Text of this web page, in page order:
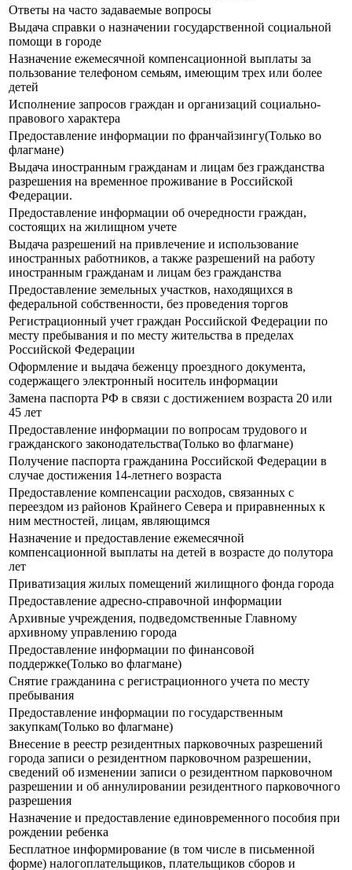
Ответы на часто задаваемые вопросы
Выдача справки о назначении государственной социальной
помощи в городе
Назначение ежемесячной компенсационной выплаты за
пользование телефоном семьям, имеющим трех или более
детей
Исполнение запросов граждан и организаций социально-
правового характера
Предоставление информации по франчайзингу(Только во
флагмане)
Выдача иностранным гражданам и лицам без гражданства
разрешения на временное проживание в Российской
Федерации.
Предоставление информации об очередности граждан,
состоящих на жилищном учете
Выдача разрешений на привлечение и использование
иностранных работников, а также разрешений на работу
иностранным гражданам и лицам без гражданства
Предоставление земельных участков, находящихся в
федеральной собственности, без проведения торгов
Регистрационный учет граждан Российской Федерации по
месту пребывания и по месту жительства в пределах
Российской Федерации
Оформление и выдача беженцу проездного документа,
содержащего электронный носитель информации
Замена паспорта РФ в связи с достижением возраста 20 или
45 лет
Предоставление информации по вопросам трудового и
гражданского законодательства(Только во флагмане)
Получение паспорта гражданина Российской Федерации в
случае достижения 14-летнего возраста
Предоставление компенсации расходов, связанных с
переездом из районов Крайнего Севера и приравненных к
ним местностей, лицам, являющимся
Назначение и предоставление ежемесячной
компенсационной выплаты на детей в возрасте до полутора
лет
Приватизация жилых помещений жилищного фонда города
Предоставление адресно-справочной информации
Архивные учреждения, подведомственные Главному
архивному управлению города
Предоставление информации по финансовой
поддержке(Только во флагмане)
Снятие гражданина с регистрационного учета по месту
пребывания
Предоставление информации по государственным
закупкам(Только во флагмане)
Внесение в реестр резидентных парковочных разрешений
города записи о резидентном парковочном разрешении,
сведений об изменении записи о резидентном парковочном
разрешении и об аннулировании резидентного парковочного
разрешения
Назначение и предоставление единовременного пособия при
рождении ребенка
Бесплатное информирование (в том числе в письменной
форме) налогоплательщиков, плательщиков сборов и